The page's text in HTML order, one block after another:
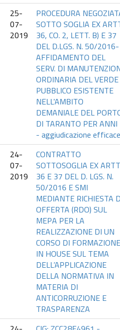
25-
07-
2019
PROCEDURA
SOTTO SOGLIA EX
36, CO. 2, LETT. B) E 37
DEL D.LGS. N. 50/2016-
AFFIDAMENTO DEL
SERV. DI
ORDINARIA DEL VERDE
PUBBLICO ESISTENTE
NELL'AMBITO
DEMANIALE DEL
DI TARANTO PER ANNI
- aggiudicazione efficace
24-
07-
2019
CONTRATTO
SOTTOSOGLIA EX
36 E 37 DEL D. LGS. N.
50/2016 E SMI
MEDIANTE RICHIESTA
OFFERTA (RDO) SUL
MEPA PER LA
REALIZZAZIONE DI UN
CORSO DI FORMAZIONE
IN HOUSE SUL TEMA
DELL’APPLICAZIONE
DELLA NORMATIVA IN
MATERIA DI
ANTICORRUZIONE E
TRASPARENZA